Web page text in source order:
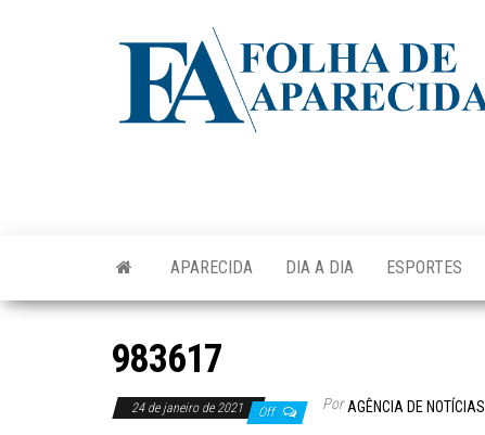
APARECIDA DIA A DIA ESPORTES
983617
24 de janeiro de 2021 Off Por AGÊNCIA DE NOTÍCIAS